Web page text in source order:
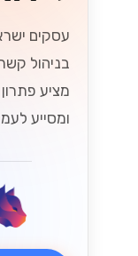
עסקים
מציע
ומסייע